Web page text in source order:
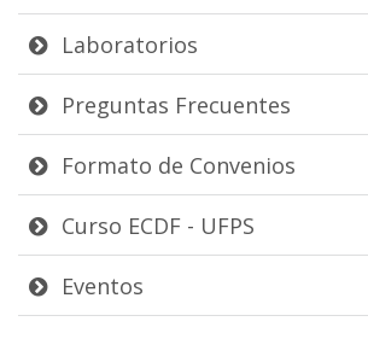
Laboratorios
Preguntas Frecuentes
Formato de Convenios
Curso ECDF - UFPS
Eventos